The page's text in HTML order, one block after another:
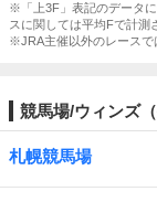
※「上3F」表記のデータ
スに関しては平均Fで計測
※JRA主催以外のレースで
競馬場/ウィンズ（
札幌競馬場